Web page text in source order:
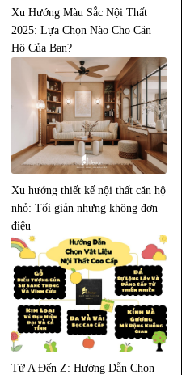
Xu Hướng Màu Sắc Nội Thất
2025: Lựa Chọn Nào Cho Căn
Hộ Của Bạn?
Xu hướng thiết kế nội thất căn hộ
nhỏ: Tối giản nhưng không đơn
điệu
Từ A Đến Z: Hướng Dẫn Chọn